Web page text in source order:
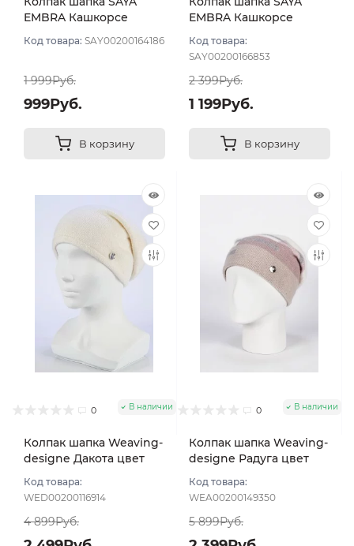
EMBRA Кашкорсе
Код товара: SAY00200164186
1 999Руб.
999Руб.
В корзину
EMBRA Кашкорсе
Код товара:
SAY00200166853
2 399Руб.
1 199Руб.
В корзину
0 В наличии
Колпак шапка Weaving-
designe Дакота цвет
Код товара:
WED00200116914
4 899Руб.
0 В наличии
Колпак шапка Weaving-
designe Радуга цвет
Код товара:
WEA00200149350
5 899Руб.